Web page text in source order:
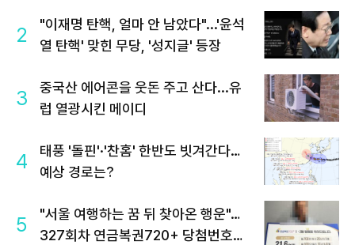
2
"이재명 탄핵, 얼마 안 남았다"...'윤석
열 탄핵' 맞힌 무당, '성지글' 등장
3
중국산 에어콘을 웃돈 주고 산다...유
럽 열광시킨 메이디
4
태풍 '돌핀'·'찬홈' 한반도 빗겨간다…
예상 경로는?
5
"서울 여행하는 꿈 뒤 찾아온 행운"…
327회차 연금복권720+ 당첨번호조